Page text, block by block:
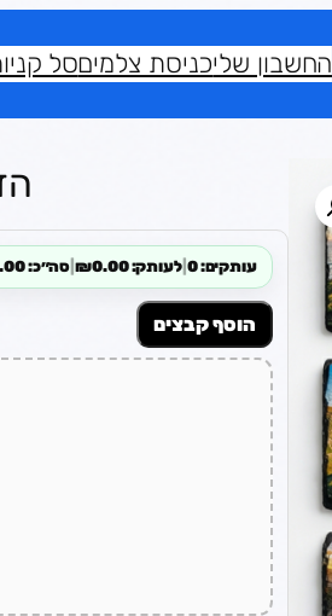
החשבון שליכניסת צלמיםסל
עותקים: 0 |לעותק: ₪0.00 | סה״כ: ₪0.00
הוסף קבצים